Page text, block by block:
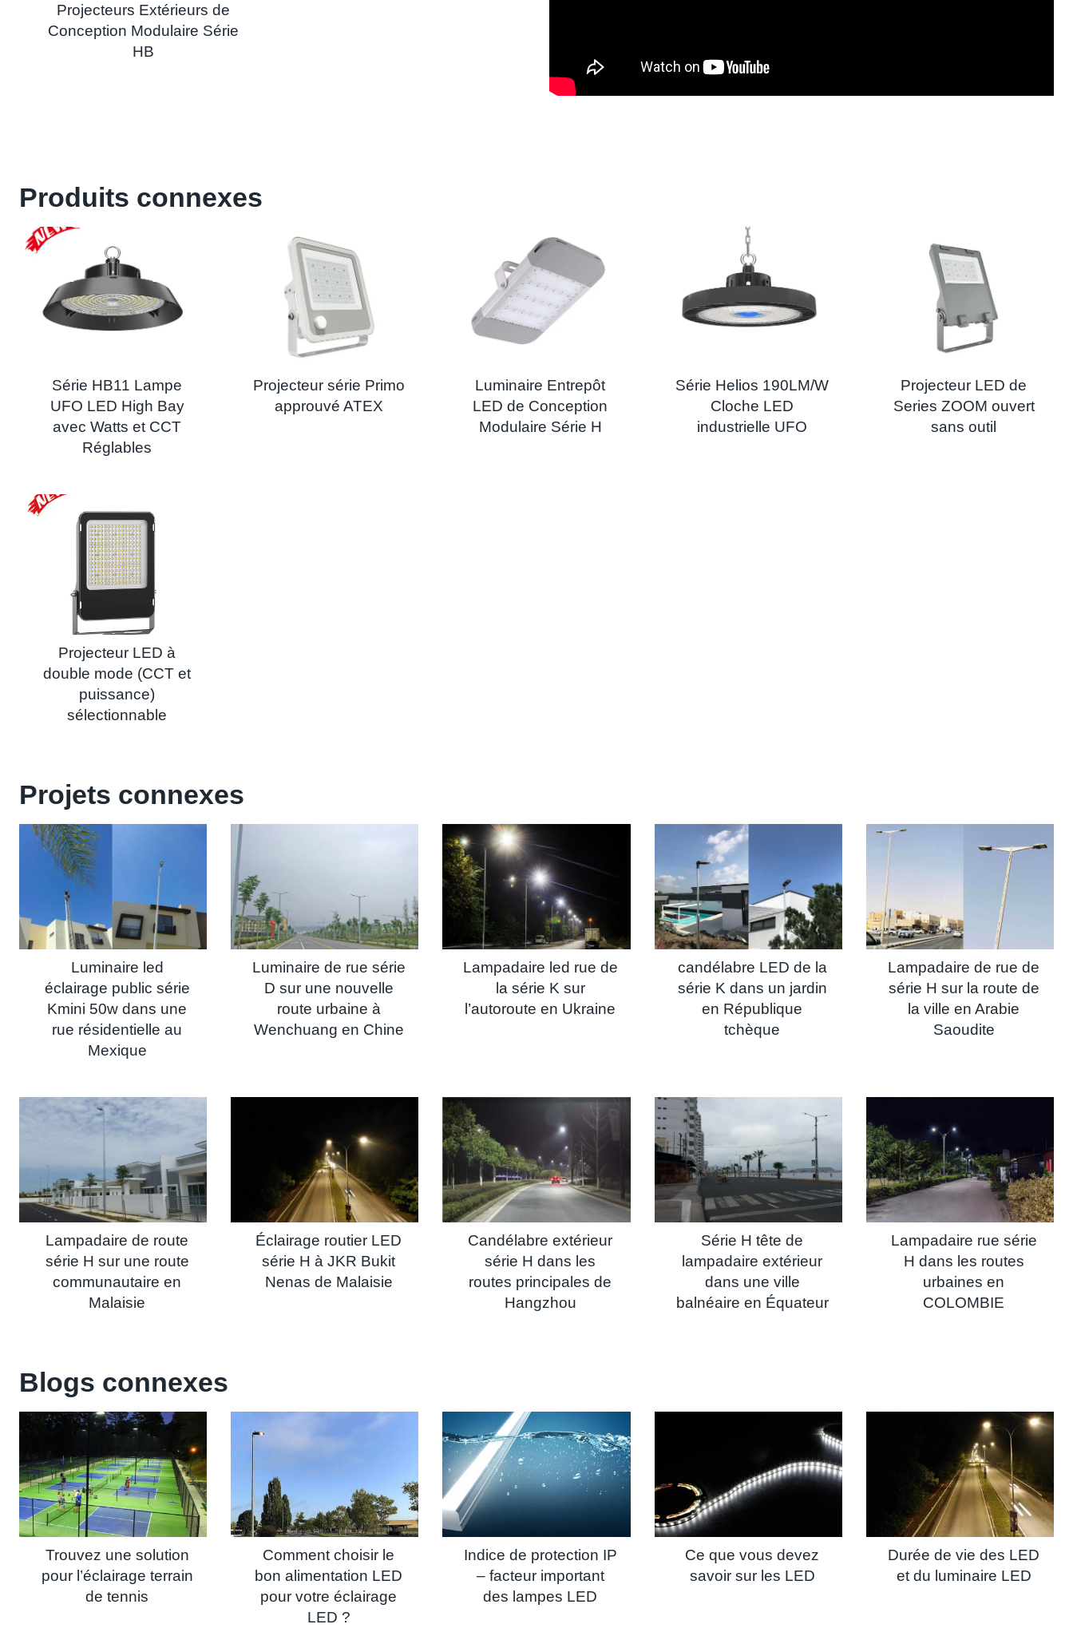
Projecteurs Extérieurs de
Conception Modulaire Série
HB
Produits connexes
Série HB11 Lampe
UFO LED High Bay
avec Watts et CCT
Réglables
Projecteur série Primo
approuvé ATEX
Luminaire Entrepôt
LED de Conception
Modulaire Série H
Série Helios 190LM/W
Cloche LED
industrielle UFO
Projecteur LED de
Series ZOOM ouvert
sans outil
Projecteur LED à
double mode (CCT et
puissance)
sélectionnable
Projets connexes
Luminaire led
éclairage public série
Kmini 50w dans une
rue résidentielle au
Mexique
Luminaire de rue série
D sur une nouvelle
route urbaine à
Wenchuang en Chine
Lampadaire led rue de
la série K sur
l’autoroute en Ukraine
candélabre LED de la
série K dans un jardin
en République
tchèque
Lampadaire de rue de
série H sur la route de
la ville en Arabie
Saoudite
Lampadaire de route
série H sur une route
communautaire en
Malaisie
Éclairage routier LED
série H à JKR Bukit
Nenas de Malaisie
Candélabre extérieur
série H dans les
routes principales de
Hangzhou
Série H tête de
lampadaire extérieur
dans une ville
balnéaire en Équateur
Lampadaire rue série
H dans les routes
urbaines en
COLOMBIE
Blogs connexes
Trouvez une solution
pour l’éclairage terrain
de tennis
Comment choisir le
bon alimentation LED
pour votre éclairage
LED ?
Indice de protection IP
– facteur important
des lampes LED
Ce que vous devez
savoir sur les LED
Durée de vie des LED
et du luminaire LED